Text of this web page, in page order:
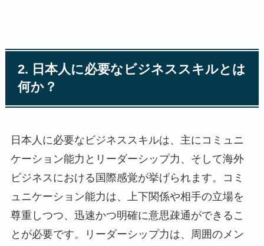
2. 日本人に必要なビジネススキルとは
何か？
日本人に必要なビジネススキルは、主にコミュニ
ケーション能力とリーダーシップ力、そして海外
ビジネスにおける国際感覚が挙げられます。コミ
ュニケーション能力は、上下関係や相手の立場を
尊重しつつ、迅速かつ明確に意思疎通ができるこ
とが必要です。リーダーシップ力は、周囲のメン